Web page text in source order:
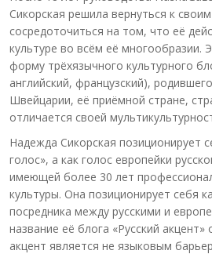
Сикорская решила вернуться к
сосредоточиться на том, что её
культуре во всём её многообразии.
форму трёхязычного культурного
английский, французский),
Швейцарии, её приёмной стране,
отличается своей
Надежда Сикорская позиционирует
голос», а как голос европейки
имеющей более 30 лет
культуры. Она позиционирует себя
посредника между русскими и
название её блога «Русский акцент»
акцент является не языковым